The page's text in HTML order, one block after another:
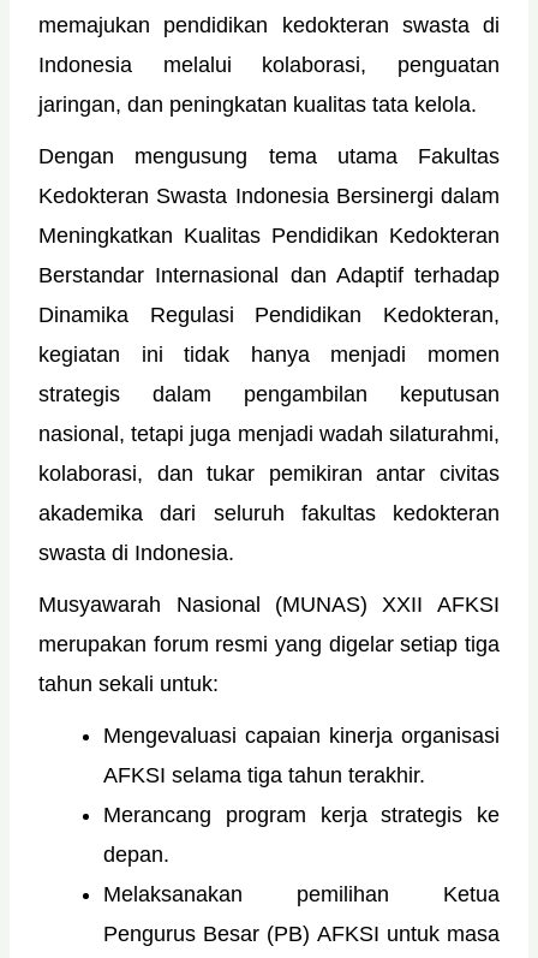
memajukan pendidikan kedokteran swasta di
Indonesia melalui kolaborasi, penguatan
jaringan, dan peningkatan kualitas tata kelola.
Dengan mengusung tema utama Fakultas
Kedokteran Swasta Indonesia Bersinergi dalam
Meningkatkan Kualitas Pendidikan Kedokteran
Berstandar Internasional dan Adaptif terhadap
Dinamika Regulasi Pendidikan Kedokteran,
kegiatan ini tidak hanya menjadi momen
strategis dalam pengambilan keputusan
nasional, tetapi juga menjadi wadah silaturahmi,
kolaborasi, dan tukar pemikiran antar civitas
akademika dari seluruh fakultas kedokteran
swasta di Indonesia.
Musyawarah Nasional (MUNAS) XXII AFKSI
merupakan forum resmi yang digelar setiap tiga
tahun sekali untuk:
Mengevaluasi capaian kinerja organisasi
AFKSI selama tiga tahun terakhir.
Merancang program kerja strategis ke
depan.
Melaksanakan pemilihan Ketua
Pengurus Besar (PB) AFKSI untuk masa